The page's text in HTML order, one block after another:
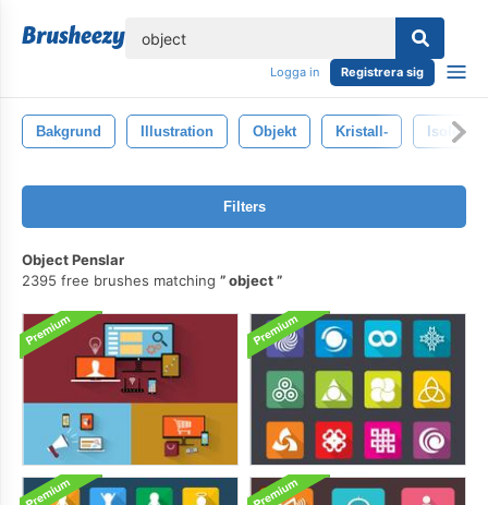
Logga in Registrera sig
Bakgrund Illustration Objekt Kristall- Isolerat
Filters
Object Penslar
2395 free brushes matching
object